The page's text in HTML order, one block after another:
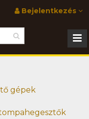
Bejelentkezés
gépek